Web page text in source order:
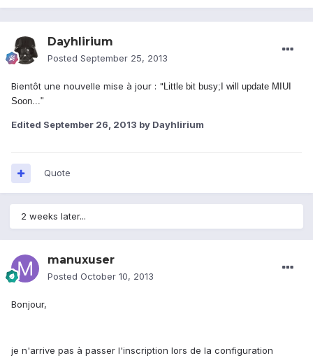
Dayhlirium
Posted September 25, 2013
Bientôt une nouvelle mise à jour : " Little bit busy;I will update MIUI
Soon..."
Edited September 26, 2013 by Dayhlirium
Quote
2 weeks later...
manuxuser
Posted October 10, 2013
Bonjour,
je n'arrive pas à passer l'inscription lors de la configuration